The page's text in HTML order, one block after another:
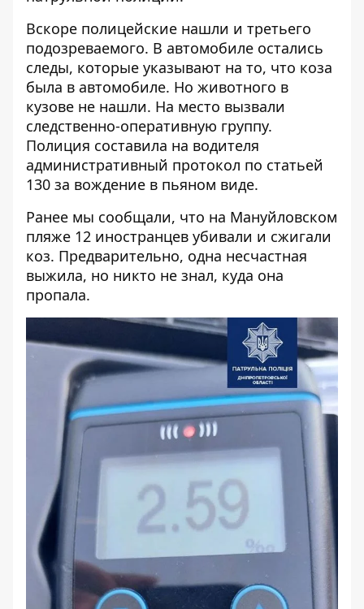
Вскоре полицейские нашли и третьего
подозреваемого. В автомобиле остались
следы, которые указывают на то, что коза
была в автомобиле. Но животного в
кузове не нашли. На место вызвали
следственно-оперативную группу.
Полиция составила на водителя
административный протокол по статьей
130 за вождение в пьяном виде.
Ранее мы сообщали, что на Мануйловском
пляже 12 иностранцев убивали и сжигали
коз. Предварительно, одна несчастная
выжила, но никто не знал, куда она
пропала.